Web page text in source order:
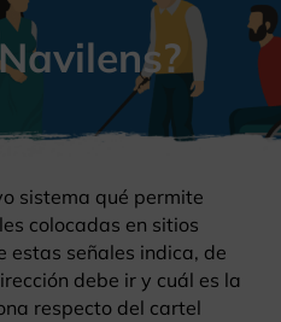
sistema qué permite
colocadas en sitios
estas señales indica, de
debe ir y cuál es la
respecto del cartel